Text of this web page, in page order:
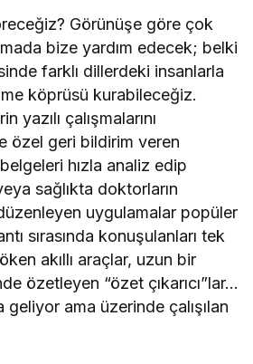
Görünüşe göre çok
bize yardım edecek; belki
farklı dillerdeki insanlarla
köprüsü kurabileceğiz.
yazılı çalışmalarını
özel geri bildirim veren
hızla analiz edip
sağlıkta doktorların
uygulamalar popüler
sırasında konuşulanları tek
akıllı araçlar, uzun bir
özetleyen “özet çıkarıcı”lar…
ama üzerinde çalışılan